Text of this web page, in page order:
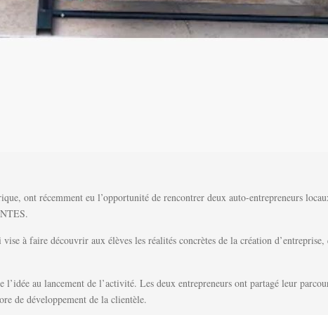
ont récemment eu l’opportunité de rencontrer deux auto-entrepreneurs
à faire découvrir aux élèves les réalités concrètes de la création
au lancement de l’activité. Les deux entrepreneurs ont partagé leur
de développement de la clientèle.